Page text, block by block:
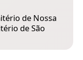
de Nossa
de São